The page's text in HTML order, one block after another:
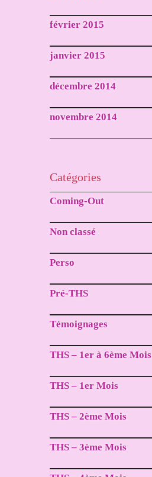
février 2015
janvier 2015
décembre 2014
novembre 2014
Catégories
Coming-Out
Non classé
Perso
Pré-THS
Témoignages
THS – 1er à 6ème Mois
THS – 1er Mois
THS – 2ème Mois
THS – 3ème Mois